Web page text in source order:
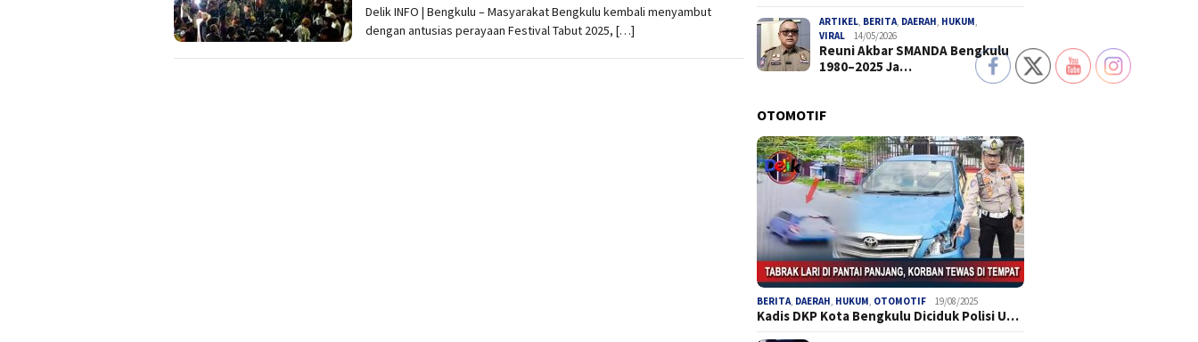
Delik INFO | Bengkulu – Masyarakat Bengkulu kembali menyambut
dengan antusias perayaan Festival Tabut 2025, […]
ARTIKEL BERITA DAERAH HUKUM
VIRAL
14/05/2026
Reuni Akbar SMANDA Bengkulu
1980–2025 Ja…
OTOMOTIF
BERITA DAERAH HUKUM OTOMOTIF 19/08/2025
Kadis DKP Kota Bengkulu Diciduk Polisi U…